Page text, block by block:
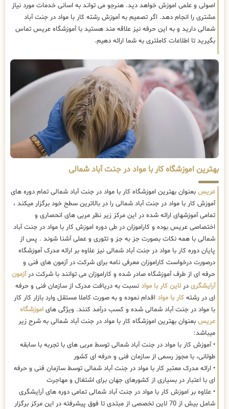
اصولی و علمی اموزش خواهد دید. هنرجو می تواند به اسانی خدمات مورد نیاز
مشتری را انجام دهد. اگر تصمیم به آموزش رشته کار با مواد در جنت آباد
شمالی دارید و به این حرفه نیز علاقه مند هستید با آموزشگاه عریس تماس
بگیرید تا اطلاعات کاملتری به شما ارائه دهیم.
بهترین اموزشگاه کار با مواد در جنت آباد شمالی
عریس بعنوان بهترین اموزشگاه کار با مواد در جنت آباد شمالی تمام دوره های
آموزش کار با مواد در جنت آباد شمالی را در بالاترین سطح خود برگزار میکند ،
تمامی آموزشهای ارائه شده در این مرکز زیر نظر مربی های انحصاری و
اختصاصی عریس بوده و کاراموزان در طی دوره اموزش کار با مواد در جنت آباد
شمالی با همه نکات بصورت جز به جز و تئوری و عملی آشنا شوند . پس از
پایان دوره کار با مواد در جنت آباد شمالی نیز علاوه بر ارائه مدرک آموزشگاه
درصورت درخواست کاراموزان معرفی نامه برای شرکت در آزمون های فنی و
حرفه ای از طرف آموزشگاه صادر شده و کاراموزان می توانند با شرکت درآزمون
آرایشگری در لاین کار با مواد نسبت به دریافت مدرک از سازمان فنی و حرفه
ای در رشته کار با مواد اقدام نموده و به صورت کاملا مستقل وارد بازار کار کار
با مواد در جنت آباد شمالی شده و کسب درآمد کنند. ویژگی های اموزشگاه
عریس بعنوان بهترین اموزشگاه کار با مواد در جنت آباد شمالی به شرح زیر
میباشد:
• آموزش کار با مواد در جنت آباد شمالی توسط مربی های با تجربه با سابقه
طولانی، با مجوز رسمی از سازمان فنی و حرفه ای کشور
• ارائه مدرک معتبر کار با مواد در جنت آباد شمالی توسط سازمان فنی و حرفه
ای با اعتبار در بسیاری از کشورهای جهان برای اشتغال و مهاجرت
• علاوه بر اموزش کار با مواد در جنت آباد شمالی تمامی دوره های آرایشگری
شامل بیش از 70 لاین تخصصی از مبتدی تا فوق پیشرفته در این مرکز برگزار